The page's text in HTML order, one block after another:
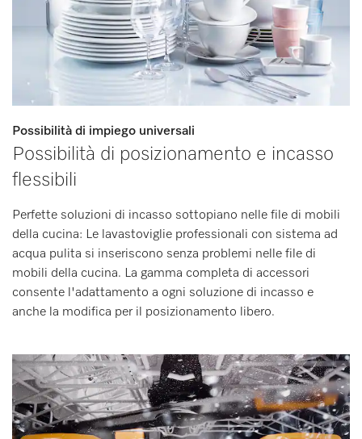
Possibilità di impiego universali
Possibilità di posizionamento e incasso
flessibili
Perfette soluzioni di incasso sottopiano nelle file di mobili
della cucina: Le lavastoviglie professionali con sistema ad
acqua pulita si inseriscono senza problemi nelle file di
mobili della cucina. La gamma completa di accessori
consente l'adattamento a ogni soluzione di incasso e
anche la modifica per il posizionamento libero.